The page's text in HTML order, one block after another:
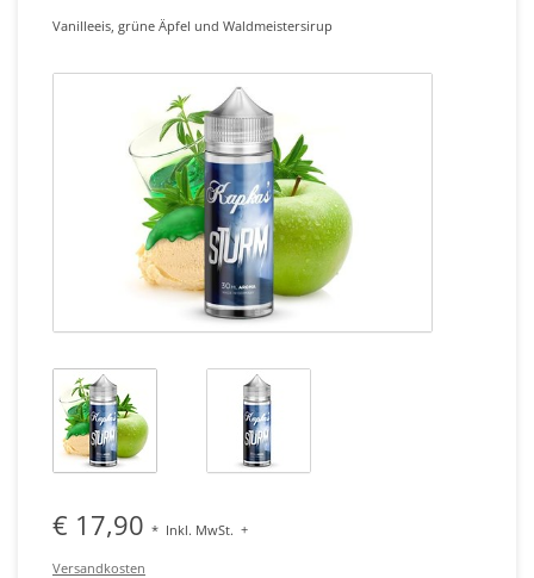
Vanilleeis, grüne Äpfel und Waldmeistersirup
€ 17,90 * Inkl. MwSt. +
Versandkosten